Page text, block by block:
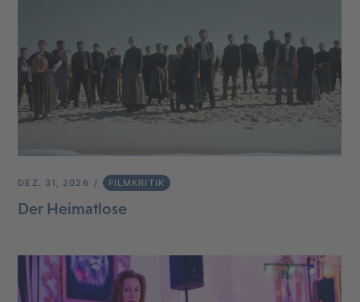
DEZ. 31, 2026 FILMKRITIK
Der Heimatlose